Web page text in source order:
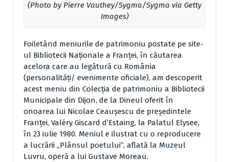
(Photo by Pierre Vauthey/Sygma/Sygma via Getty
Images)
Foiletând meniurile de patrimoniu postate pe site-
ul Bibliotecii Naționale a Franței, în căutarea
acelora care au legătură cu România
(personalități/ evenimente oficiale), am descoperit
acest meniu din Colecția de patrimoniu a Bibliotecii
Municipale din Dijon, de la Dineul oferit în
onoarea lui Nicolae Ceaușescu de președintele
Franței, Valéry Giscard d’Estaing, la Palatul Elysee,
în 23 iulie 1980. Meniul e ilustrat cu o reproducere
a lucrării „Plânsul poetului”, aflată la Muzeul
Luvru, operă a lui Gustave Moreau.